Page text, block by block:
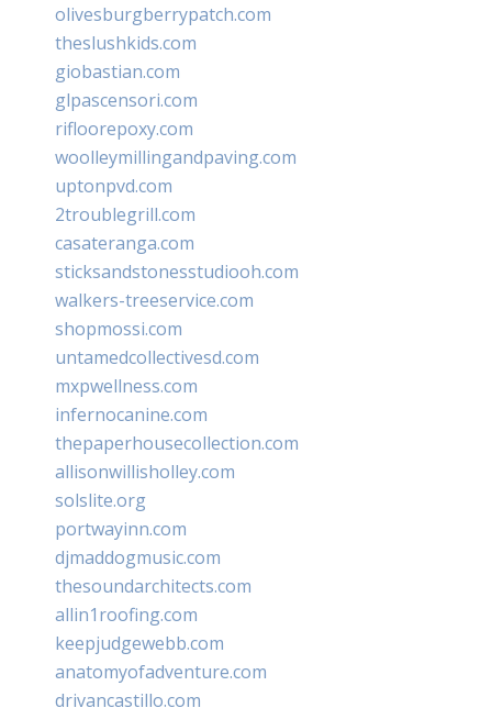
olivesburgberrypatch.com
theslushkids.com
giobastian.com
glpascensori.com
rifloorepoxy.com
woolleymillingandpaving.com
uptonpvd.com
2troublegrill.com
casateranga.com
sticksandstonesstudiooh.com
walkers-treeservice.com
shopmossi.com
untamedcollectivesd.com
mxpwellness.com
infernocanine.com
thepaperhousecollection.com
allisonwillisholley.com
solslite.org
portwayinn.com
djmaddogmusic.com
thesoundarchitects.com
allin1roofing.com
keepjudgewebb.com
anatomyofadventure.com
drivancastillo.com